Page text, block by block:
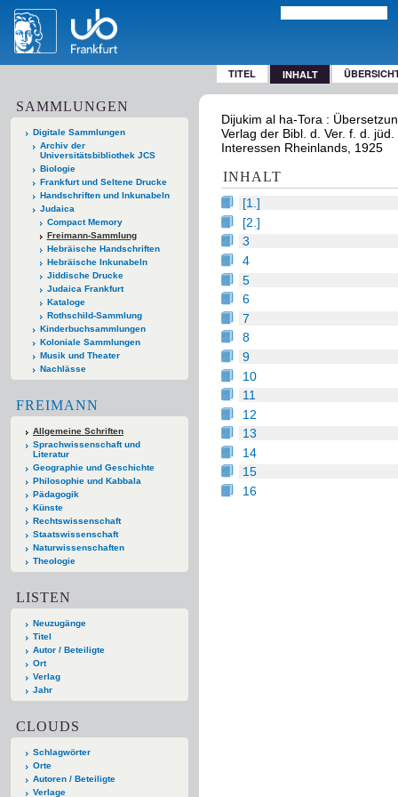
TITEL INHALT
SAMMLUNGEN
Digitale Sammlungen
Archiv der
Universitätsbibliothek JCS
Biologie
Frankfurt und Seltene Drucke
Handschriften und Inkunabeln
Judaica
Compact Memory
Freimann-Sammlung
Hebräische Handschriften
Hebräische Inkunabeln
Jiddische Drucke
Judaica Frankfurt
Kataloge
Rothschild-Sammlung
Kinderbuchsammlungen
Koloniale Sammlungen
Musik und Theater
Nachlässe
FREIMANN
Allgemeine Schriften
Sprachwissenschaft und
Literatur
Geographie und Geschichte
Philosophie und Kabbala
Pädagogik
Künste
Rechtswissenschaft
Staatswissenschaft
Naturwissenschaften
Theologie
LISTEN
Neuzugänge
Titel
Autor / Beteiligte
Ort
Verlag
Jahr
CLOUDS
Schlagwörter
Orte
Autoren / Beteiligte
Verlage
Dijukim al ha-Tora :
Verlag der Bibl. d. Ver. f. d.
Interessen Rheinlands, 1925
INHALT
[1.]
[2.]
3
4
5
6
7
8
9
10
11
12
13
14
15
16